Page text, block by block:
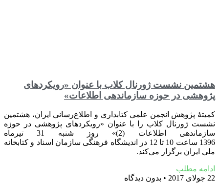
هشتمین نشست ژورنال کلاب با عنوان «رویکردهای
پژوهشی در حوزه سازماندهی اطلاعات»
کمیتۀ پژوهش انجمن علمی کتابداری و اطلاع‌رسانی ایران، هشتمین
نشست ژورنال کلاب را با عنوان «رویکردهای پژوهشی در حوزه
سازماندهی اطلاعات (2)» روز شنبه 31 تیرماه
1396 ساعت 10 تا 12 در اندیشگاه فرهنگی سازمان اسناد و کتابخانه
ملی ایران برگزار می‌کند.
ادامه مطلب
22 جولای 2017
بدون دیدگاه